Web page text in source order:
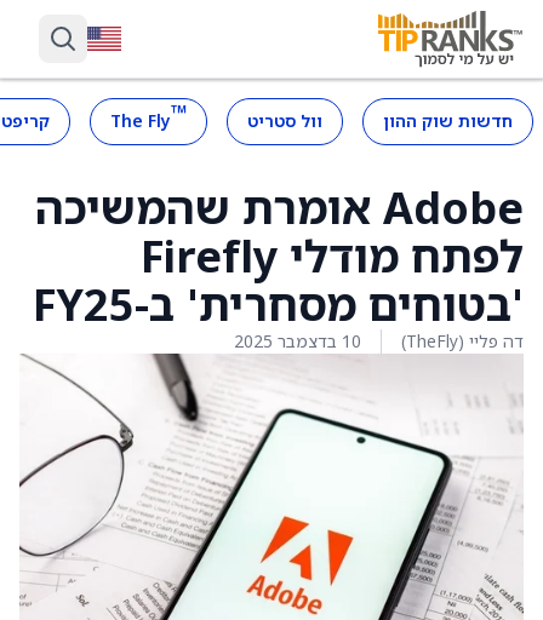
חדשות שוק ההון וול סטריט ™
The Fly
Adobe אומרת שהמשיכה
לפתח מודלי Firefly
'בטוחים מסחרית' ב-FY25
דה פליי (TheFly) 10 בדצמבר 2025